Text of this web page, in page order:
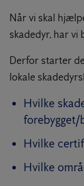
Når vi skal
skadedyr, har vi
Derfor starter
lokale
Hvilke
Hvilke
Hvilke